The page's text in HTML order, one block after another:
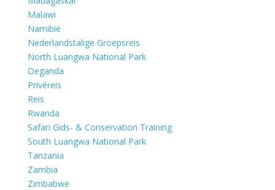
Malawi
Namibië
Nederlandstalige Groepsreis
North Luangwa National Park
Oeganda
Privéreis
Reis
Rwanda
Safari Gids- & Conservation Training
South Luangwa National Park
Tanzania
Zambia
Zimbabwe